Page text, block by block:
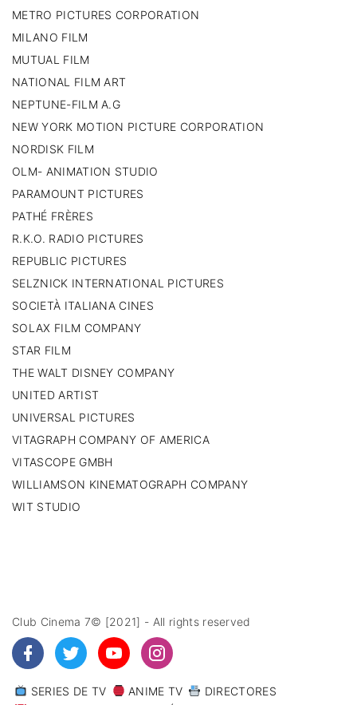
METRO PICTURES CORPORATION
MILANO FILM
MUTUAL FILM
NATIONAL FILM ART
NEPTUNE-FILM A.G
NEW YORK MOTION PICTURE CORPORATION
NORDISK FILM
OLM- ANIMATION STUDIO
PARAMOUNT PICTURES
PATHÉ FRÈRES
R.K.O. RADIO PICTURES
REPUBLIC PICTURES
SELZNICK INTERNATIONAL PICTURES
SOCIETÀ ITALIANA CINES
SOLAX FILM COMPANY
STAR FILM
THE WALT DISNEY COMPANY
UNITED ARTIST
UNIVERSAL PICTURES
VITAGRAPH COMPANY OF AMERICA
VITASCOPE GMBH
WILLIAMSON KINEMATOGRAPH COMPANY
WIT STUDIO
Club Cinema 7© [2021] - All rights reserved
SERIES DE TV ANIME TV
DIRECTORES